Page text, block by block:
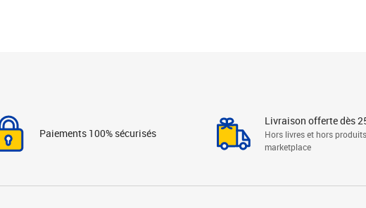
Paiements 100% sécurisés
Livraison offerte dès
Hors livres et hors produits
marketplace